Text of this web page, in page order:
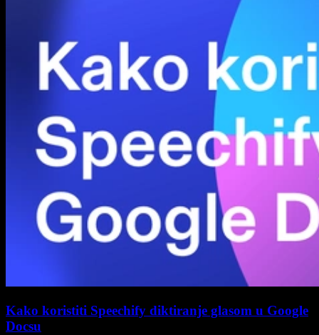
Kako koristiti Speechify diktiranje glasom u Google
Docsu